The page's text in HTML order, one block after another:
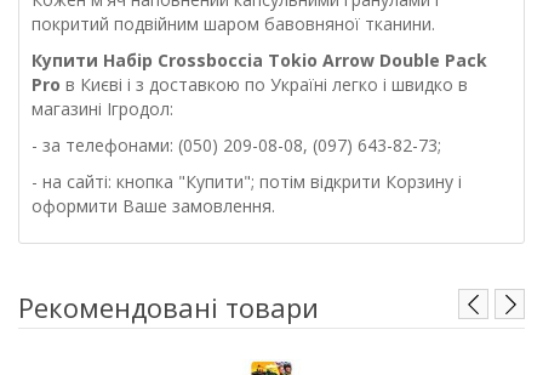
покритий подвійним шаром бавовняної тканини.
Купити Набір Crossboccia Tokio Arrow Double Pack
Pro в Києві і з доставкою по Україні легко і швидко в
магазині Ігродол:
- за телефонами: (050) 209-08-08, (097) 643-82-73;
- на сайті: кнопка "Купити"; потім відкрити Корзину і
оформити Ваше замовлення.
Рекомендовані товари